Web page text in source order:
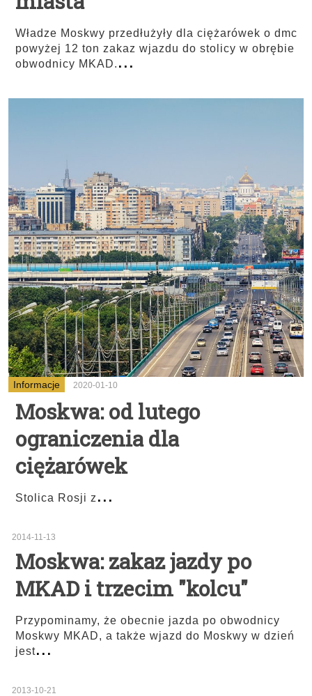
Władze Moskwy przedłużyły dla ciężarówek o dmc
powyżej 12 ton zakaz wjazdu do stolicy w obrębie
obwodnicy MKAD....
Informacje 2020-01-10
Moskwa: od lutego
ograniczenia dla
ciężarówek
Stolica Rosji z ...
2014-11-13
Moskwa: zakaz jazdy po
MKAD i trzecim "kolcu"
Przypominamy, że obecnie jazda po obwodnicy
Moskwy MKAD, a także wjazd do Moskwy w dzień
jest...
2013-10-21